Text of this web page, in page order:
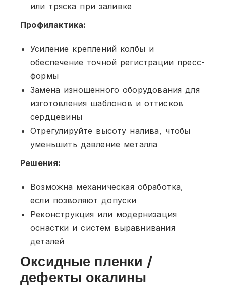
или тряска при заливке
Профилактика:
Усиление креплений колбы и
обеспечение точной регистрации пресс-
формы
Замена изношенного оборудования для
изготовления шаблонов и оттисков
сердцевины
Отрегулируйте высоту налива, чтобы
уменьшить давление металла
Решения:
Возможна механическая обработка,
если позволяют допуски
Реконструкция или модернизация
оснастки и систем выравнивания
деталей
Оксидные пленки /
дефекты окалины